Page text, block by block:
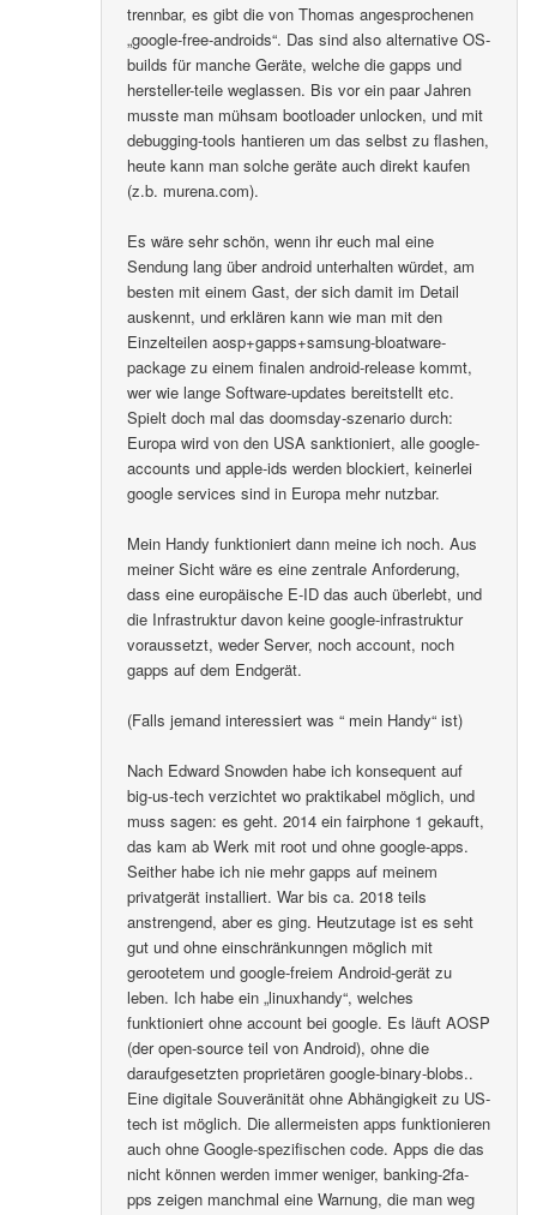
trennbar, es gibt die von Thomas angesprochenen
„google-free-androids“. Das sind also alternative OS-
builds für manche Geräte, welche die gapps und
hersteller-teile weglassen. Bis vor ein paar Jahren
musste man mühsam bootloader unlocken, und mit
debugging-tools hantieren um das selbst zu flashen,
heute kann man solche geräte auch direkt kaufen
(z.b. murena.com).
Es wäre sehr schön, wenn ihr euch mal eine
Sendung lang über android unterhalten würdet, am
besten mit einem Gast, der sich damit im Detail
auskennt, und erklären kann wie man mit den
Einzelteilen aosp+gapps+samsung-bloatware-
package zu einem finalen android-release kommt,
wer wie lange Software-updates bereitstellt etc.
Spielt doch mal das doomsday-szenario durch:
Europa wird von den USA sanktioniert, alle google-
accounts und apple-ids werden blockiert, keinerlei
google services sind in Europa mehr nutzbar.
Mein Handy funktioniert dann meine ich noch. Aus
meiner Sicht wäre es eine zentrale Anforderung,
dass eine europäische E-ID das auch überlebt, und
die Infrastruktur davon keine google-infrastruktur
voraussetzt, weder Server, noch account, noch
gapps auf dem Endgerät.
(Falls jemand interessiert was “ mein Handy“ ist)
Nach Edward Snowden habe ich konsequent auf
big-us-tech verzichtet wo praktikabel möglich, und
muss sagen: es geht. 2014 ein fairphone 1 gekauft,
das kam ab Werk mit root und ohne google-apps.
Seither habe ich nie mehr gapps auf meinem
privatgerät installiert. War bis ca. 2018 teils
anstrengend, aber es ging. Heutzutage ist es seht
gut und ohne einschränkunngen möglich mit
gerootetem und google-freiem Android-gerät zu
leben. Ich habe ein „linuxhandy“, welches
funktioniert ohne account bei google. Es läuft AOSP
(der open-source teil von Android), ohne die
daraufgesetzten proprietären google-binary-blobs..
Eine digitale Souveränität ohne Abhängigkeit zu US-
tech ist möglich. Die allermeisten apps funktionieren
auch ohne Google-spezifischen code. Apps die das
nicht können werden immer weniger, banking-2fa-
pps zeigen manchmal eine Warnung, die man weg